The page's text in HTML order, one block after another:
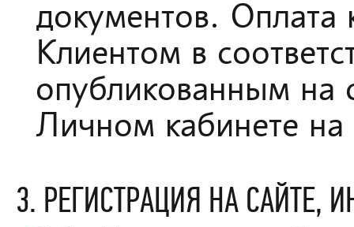
документов. Оплата
Клиентом в
опубликованным на
Личном кабинете
3. РЕГИСТРАЦИЯ НА САЙТЕ,